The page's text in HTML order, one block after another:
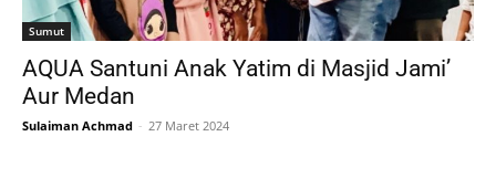
Sumut
AQUA Santuni Anak Yatim di Masjid Jami’
Aur Medan
Sulaiman Achmad - 27 Maret 2024